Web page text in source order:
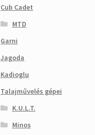
Cub Cadet
MTD
Garni
Jagoda
Kadioglu
Talajművelés gépei
K.U.L.T.
Minos